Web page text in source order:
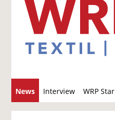
News Interview WRP Star